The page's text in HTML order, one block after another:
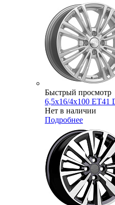
Быстрый просмотр
6,5x16/4x100 ET41
Нет в наличии
Подробнее